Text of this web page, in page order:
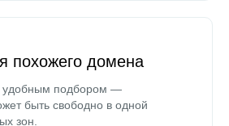
похожего домена
удобным подбором —
быть свободно в одной
зон.